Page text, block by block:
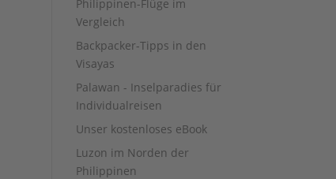
Philippinen-Flüge im
Vergleich
Backpacker-Tipps in den
Visayas
Palawan - Inselparadies für
Individualreisen
Unser kostenloses eBook
Luzon im Norden der
Philippinen